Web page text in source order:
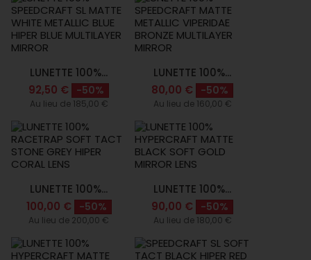
LUNETTE 100%...
92,50 €
-50%
Au lieu de 185,00 €
LUNETTE 100%...
80,00 €
-50%
Au lieu de 160,00 €
LUNETTE 100%...
100,00 €
-50%
Au lieu de 200,00 €
LUNETTE 100%...
90,00 €
-50%
Au lieu de 180,00 €